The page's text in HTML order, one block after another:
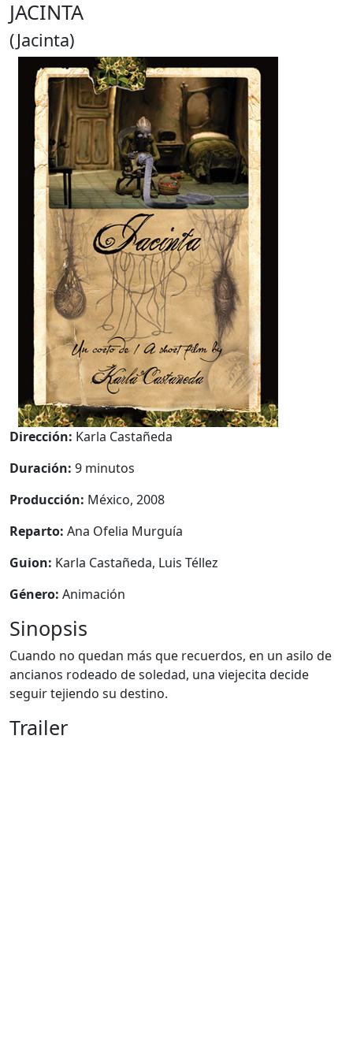
JACINTA
(Jacinta)
Dirección: Karla Castañeda
Duración: 9 minutos
Producción: México, 2008
Reparto: Ana Ofelia Murguía
Guion: Karla Castañeda, Luis Téllez
Género: Animación
Sinopsis
Cuando no quedan más que recuerdos, en un asilo de
ancianos rodeado de soledad, una viejecita decide
seguir tejiendo su destino.
Trailer